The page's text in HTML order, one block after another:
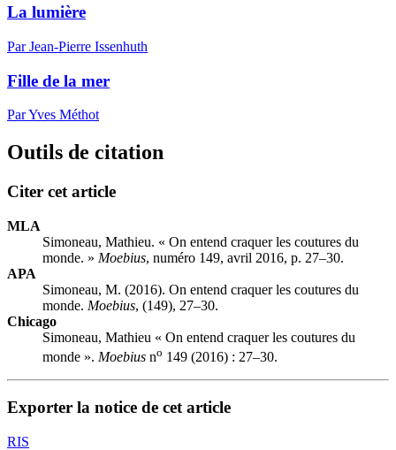
La lumière
Par Jean-Pierre Issenhuth
Fille de la mer
Par Yves Méthot
Outils de citation
Citer cet article
MLA
Simoneau, Mathieu. « On entend craquer les coutures du
monde. » Moebius, numéro 149, avril 2016, p. 27–30.
APA
Simoneau, M. (2016). On entend craquer les coutures du
monde. Moebius, (149), 27–30.
Chicago
Simoneau, Mathieu « On entend craquer les coutures du
monde ». Moebius no 149 (2016) : 27–30.
Exporter la notice de cet article
RIS